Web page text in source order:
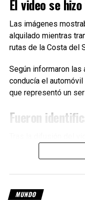
Detuvieron a
Florencio Varela
NO TE PIERDAS
La Justicia reconoce
AstraZeneca como
El video se
Las imágenes
alquilado mientras
rutas de la Costa del
Según informaron las
conducía el
que representó un
Fueron
Guardia Civil de
permitió localizar el
debieron abonar las
MUNDO